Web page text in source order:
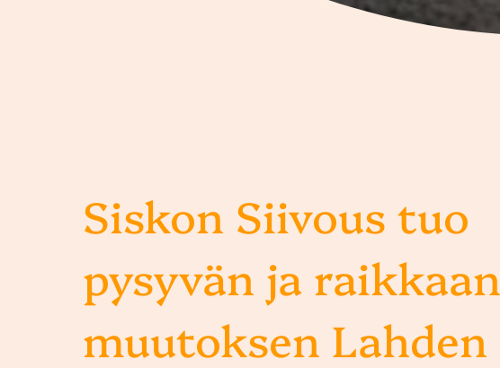
Siskon Siivous tuo
pysyvän ja raikkaan
muutoksen Lahden